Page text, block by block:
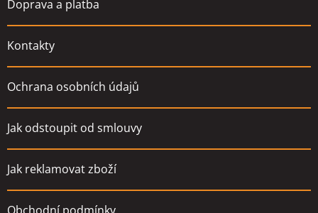
Doprava a platba
Kontakty
Ochrana osobních údajů
Jak odstoupit od smlouvy
Jak reklamovat zboží